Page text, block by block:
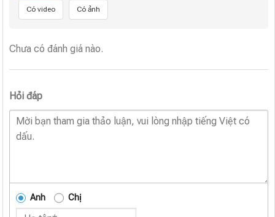
Có video Có ảnh
Chưa có đánh giá nào.
Hỏi đáp
Anh Chị